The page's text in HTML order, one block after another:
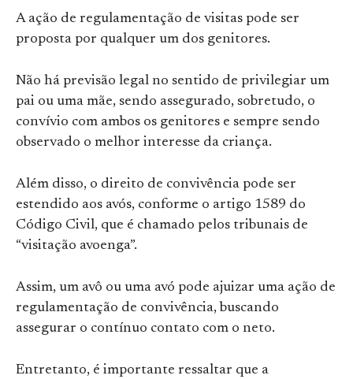
A ação de regulamentação de visitas pode ser
proposta por qualquer um dos genitores.
Não há previsão legal no sentido de privilegiar um
pai ou uma mãe, sendo assegurado, sobretudo, o
convívio com ambos os genitores e sempre sendo
observado o melhor interesse da criança.
Além disso, o direito de convivência pode ser
estendido aos avós, conforme o artigo 1589 do
Código Civil, que é chamado pelos tribunais de
“visitação avoenga”.
Assim, um avô ou uma avó pode ajuizar uma ação de
regulamentação de convivência, buscando
assegurar o contínuo contato com o neto.
Entretanto, é importante ressaltar que a